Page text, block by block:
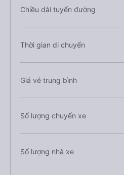
Chiều dài tuyến đường
Thời gian di chuyển
Giá vé trung bình
Số lượng chuyến xe
Số lượng nhà xe